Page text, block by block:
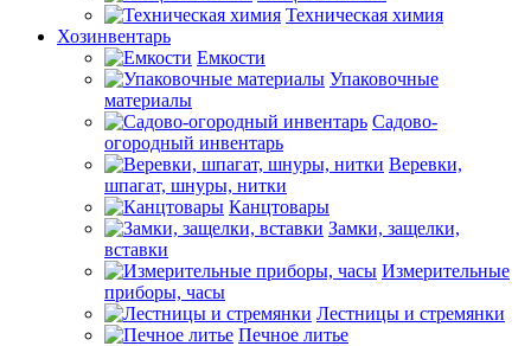
Техническая химия
Хозинвентарь
Емкости
Упаковочные
материалы
Садово-
огородный инвентарь
Веревки,
шпагат, шнуры, нитки
Канцтовары
Замки, защелки,
вставки
Измерительные
приборы, часы
Лестницы и стремянки
Печное литье